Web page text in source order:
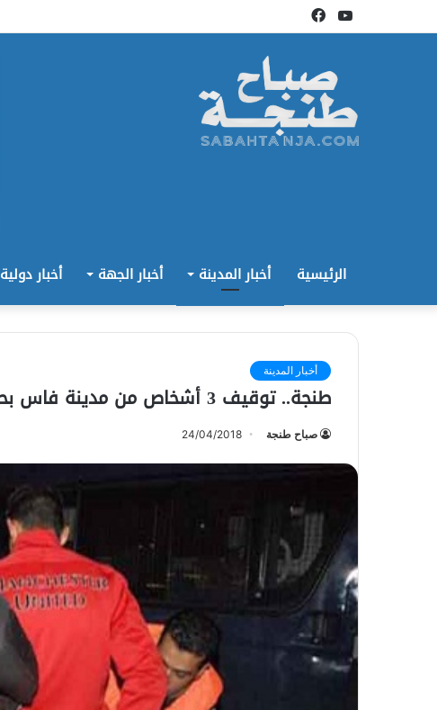
فيسبوكيوتيوب
الرئيسية أخبار المدينة أخبار الجهة أخبار دولية
أخبار المدينة
طنجة.. توقيف 3 أشخاص من مدينة فاس بحوزتهم 313 قرص “اكستازي”
صباح طنجة 24/04/2018